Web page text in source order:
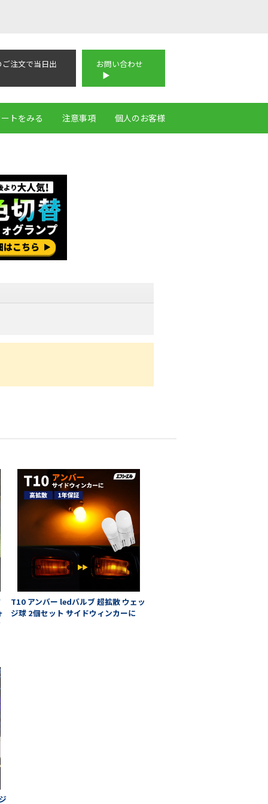
注文で当日出 お問い合わせ
トをみる 注意事項 個人のお客様
T10 アンバー ledバルブ 超拡散 ウェッ
ジ球 2個セット サイドウィンカーに